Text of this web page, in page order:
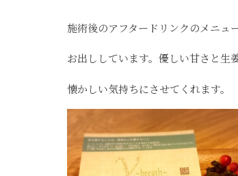
施術後のアフタードリンクのメニュ
お出ししています。優しい甘さと生
懐かしい気持ちにさせてくれます。